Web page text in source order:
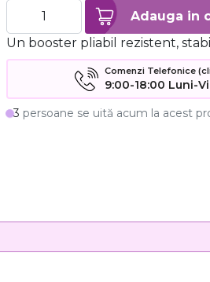
Un booster pliabil rezistent,
Comenzi Telefonice
9:00-18:00 Luni-
3 persoane se uită acum la acest